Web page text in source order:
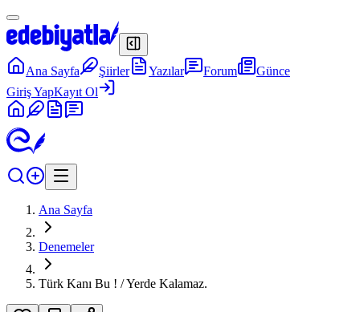
Ana Sayfa Şiirler Yazılar Forum
Günce
Giriş YapKayıt Ol
Ana Sayfa
Denemeler
Türk Kanı Bu ! / Yerde Kalamaz.